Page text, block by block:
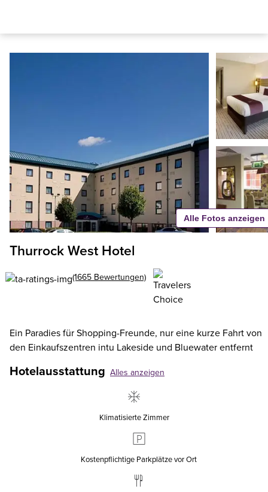
Thurrock West Hotel
(1665 Bewertungen)
Ein Paradies für Shopping-Freunde, nur eine kurze Fahrt von
den Einkaufszentren intu Lakeside und Bluewater entfernt
Hotelausstattung Alles anzeigen
Klimatisierte Zimmer
Kostenpflichtige Parkplätze vor Ort
Alle Fotos anzeigen